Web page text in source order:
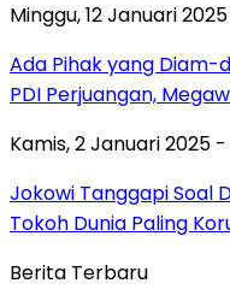
Minggu, 12 Januari
Ada Pihak yang Diam-
PDI Perjuangan,
Kamis, 2 Januari 2025 -
Jokowi Tanggapi Soal
Tokoh Dunia Paling
Berita Terbaru